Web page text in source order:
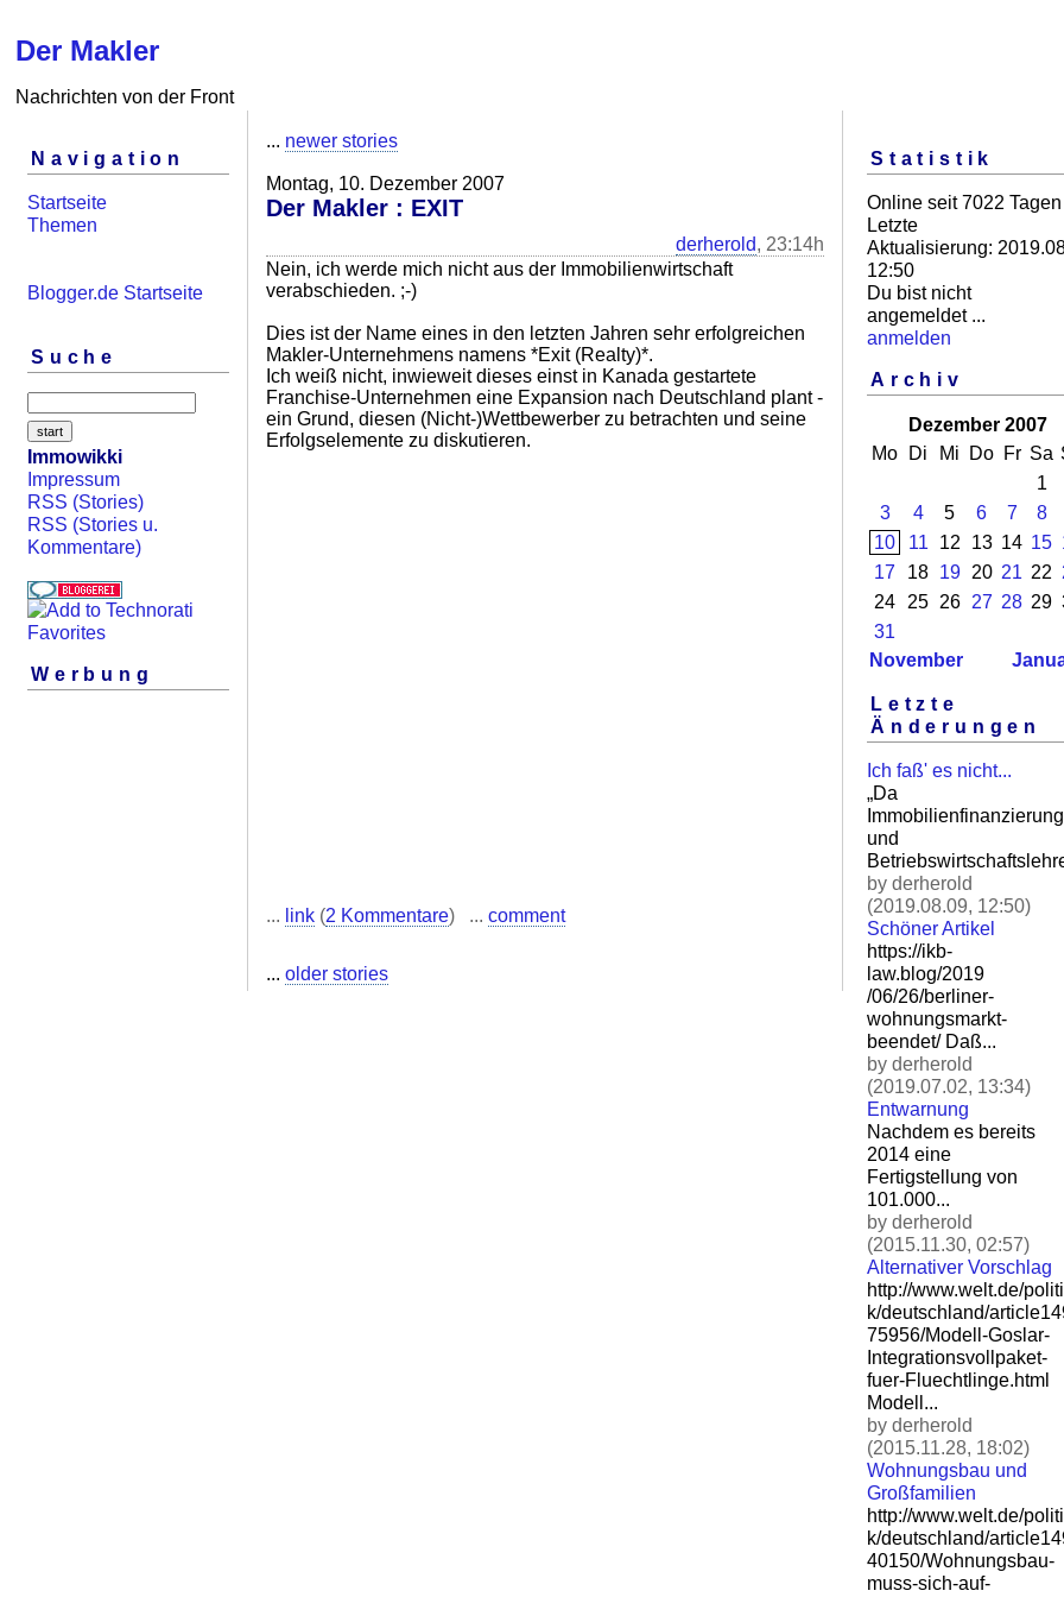
Der Makler
Nachrichten von der Front
Navigation
Startseite
Themen
Blogger.de Startseite
Suche
Immowikki
Impressum
RSS (Stories)
RSS (Stories u.
Kommentare)
Werbung
... newer stories
Montag, 10. Dezember 2007
Der Makler : EXIT
derherold, 23:14h
Nein, ich werde mich nicht aus der Immobilienwirtschaft
verabschieden. ;-)
Dies ist der Name eines in den letzten Jahren sehr erfolgreichen
Makler-Unternehmens namens *Exit (Realty)*.
Ich weiß nicht, inwieweit dieses einst in Kanada gestartete
Franchise-Unternehmen eine Expansion nach Deutschland plant -
ein Grund, diesen (Nicht-)Wettbewerber zu betrachten und seine
Erfolgselemente zu diskutieren.
... link (2 Kommentare) ... comment
... older stories
Statistik
Online seit 7022 Tagen
Letzte
Aktualisierung:
12:50
Du bist nicht
angemeldet ...
anmelden
Archiv
Dezember 2007
Mo
Di Mi Do Fr Sa
1
3
4 5 6 7 8
10
11 12 13 14 15
17
18 19 20 21 22
24
25 26 27 28 29
31
November
Letzte
Änderungen
Ich faß' es nicht...
„Da
Immobilienfinanzierung
und
by derherold
(2019.08.09, 12:50)
Schöner Artikel
https://ikb-
law.blog/2019
/06/26/berliner-
wohnungsmarkt-
beendet/ Daß...
by derherold
(2019.07.02, 13:34)
Entwarnung
Nachdem es bereits
2014 eine
Fertigstellung von
101.000...
by derherold
(2015.11.30, 02:57)
Alternativer Vorschlag
http://www.welt.de/politi
k/deutschland/
75956/Modell-Goslar-
Integrationsvollpaket-
fuer-Fluechtlinge.html
Modell...
by derherold
(2015.11.28, 18:02)
Wohnungsbau und
Großfamilien
http://www.welt.de/politi
k/deutschland/
40150/Wohnungsbau-
muss-sich-auf-